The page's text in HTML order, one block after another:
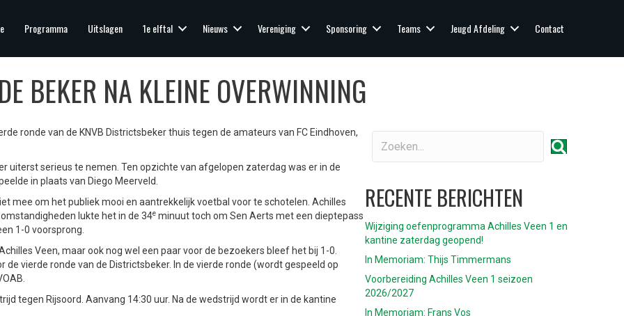
Programma Uitslagen 1e elftal Nieuws Vereniging Sponsoring Teams Jeugd Afdeling Contact
BEKER NA KLEINE OVERWINNING
ronde van de KNVB Districtsbeker thuis tegen de amateurs van FC Eindhoven,
uiterst serieus te nemen. Ten opzichte van afgelopen zaterdag was er in de
in plaats van Diego Meerveld.
mee om het publiek mooi en aantrekkelijk voetbal voor te schotelen. Achilles
lukte het in de 34e minuut toch om Sen Aerts met een dieptepass
1-0 voorsprong.
Veen, maar ook nog wel een paar voor de bezoekers bleef het bij 1-0.
vierde ronde van de Districtsbeker. In de vierde ronde (wordt gespeeld op
tegen Rijsoord. Aanvang 14:30 uur. Na de wedstrijd wordt er in de kantine
RECENTE BERICHTEN
Wijziging oefenprogramma Achilles Veen 1 en
kantine zaterdag geopend!
In Memoriam: Thijs Timmermans
Voorbereiding Achilles Veen 1 seizoen
2026/2027
In Memoriam: Frans Vos